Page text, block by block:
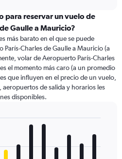
para reservar un vuelo de
Gaulle a Mauricio?
más barato en el que se puede
Charles de Gaulle a Mauricio (a
volar de Aeropuerto París-Charles
el momento más caro (a un promedio
que influyen en el precio de un vuelo,
de salida y horarios les
disponibles.